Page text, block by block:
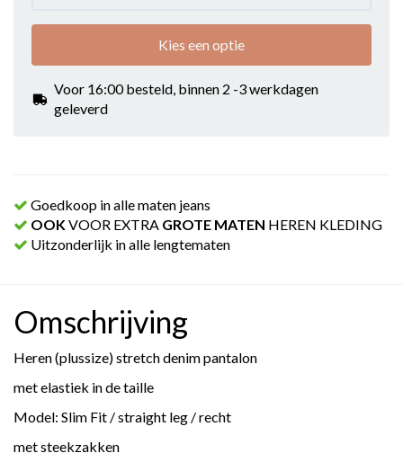
Kies een optie
Voor 16:00 besteld, binnen 2 -3 werkdagen
geleverd
Goedkoop in alle maten jeans
OOKVOOR EXTRA GROTE MATEN HEREN KLEDING
Uitzonderlijk in alle lengtematen
Omschrijving
Heren (plussize) stretch denim pantalon
met elastiek in de taille
Model: Slim Fit / straight leg / recht
met steekzakken